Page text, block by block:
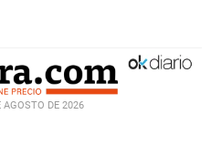
AGOSTO DE 2026